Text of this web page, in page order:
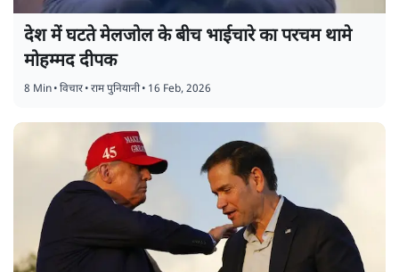
देश में घटते मेलजोल के बीच भाईचारे का परचम थामे
मोहम्मद दीपक
8 Min•विचार•राम पुनियानी• 16 Feb, 2026